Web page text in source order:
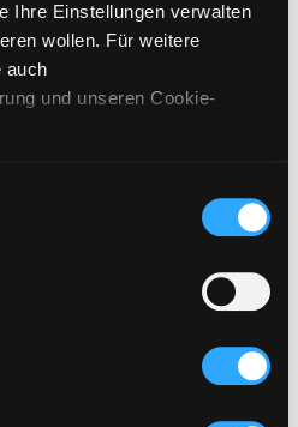
Ihre Einstellungen verwalten
wollen. Für weitere
auch
und unseren Cookie-
WARENKORB